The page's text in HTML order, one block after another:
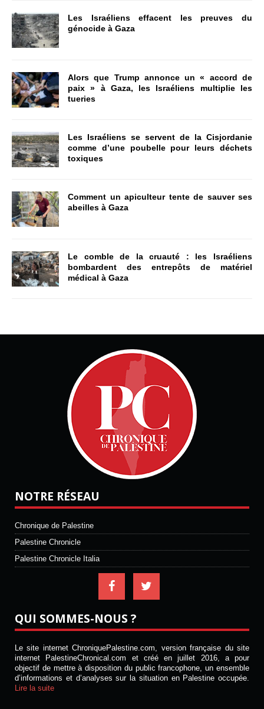
Les Israéliens effacent les preuves du
génocide à Gaza
Alors que Trump annonce un « accord de
paix » à Gaza, les Israéliens multiplie les
tueries
Les Israéliens se servent de la Cisjordanie
comme d’une poubelle pour leurs déchets
toxiques
Comment un apiculteur tente de sauver ses
abeilles à Gaza
Le comble de la cruauté : les Israéliens
bombardent des entrepôts de matériel
médical à Gaza
NOTRE RÉSEAU
Chronique de Palestine
Palestine Chronicle
Palestine Chronicle Italia
QUI SOMMES-NOUS ?
Le site internet ChroniquePalestine.com, version française du site
internet PalestineChronical.com et créé en juillet 2016, a pour
objectif de mettre à disposition du public francophone, un ensemble
d’informations et d’analyses sur la situation en Palestine occupée.
Lire la suite